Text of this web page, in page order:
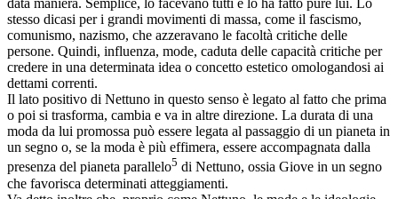
data maniera. Semplice, lo facevano tutti e lo ha fatto pure lui. Lo
stesso dicasi per i grandi movimenti di massa, come il fascismo,
comunismo, nazismo, che azzeravano le facoltà critiche delle
persone. Quindi, influenza, mode, caduta delle capacità critiche per
credere in una determinata idea o concetto estetico omologandosi ai
dettami correnti.
Il lato positivo di Nettuno in questo senso è legato al fatto che prima
o poi si trasforma, cambia e va in altre direzione. La durata di una
moda da lui promossa può essere legata al passaggio di un pianeta in
un segno o, se la moda è più effimera, essere accompagnata dalla
presenza del pianeta parallelo5 di Nettuno, ossia Giove in un segno
che favorisca determinati atteggiamenti.